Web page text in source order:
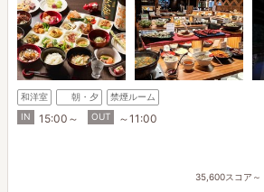
和洋室 朝・夕
禁煙ルーム
IN
15:00～ OUT ～11:00
35,600スコア～